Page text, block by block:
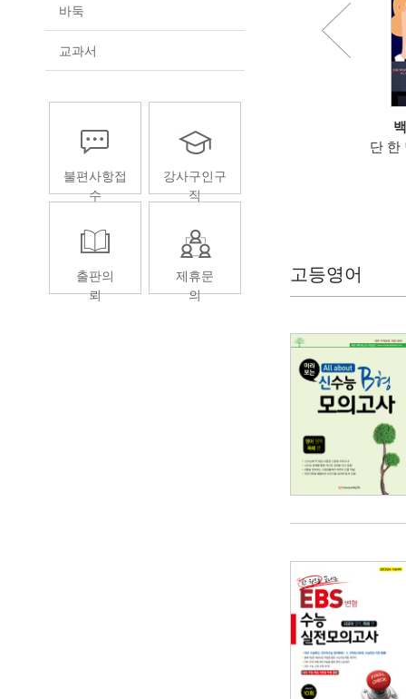
바둑
교과서
불편사항접
수
강사구인구
직
출판의
뢰
제휴문
의
브의 눈으로 다시 배우는
학습법
[시니어에듀] 영어 하기 딱 좋은
"이 나이에 영어가 될까?"라는 걱
단 한
고등영어